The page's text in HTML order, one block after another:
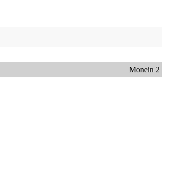
Monein 2